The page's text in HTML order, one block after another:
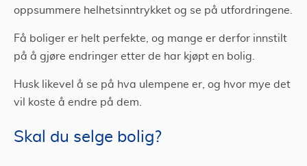
oppsummere helhetsinntrykket og se på utfordringene.
Få boliger er helt perfekte, og mange er derfor innstilt
på å gjøre endringer etter de har kjøpt en bolig.
Husk likevel å se på hva ulempene er, og hvor mye det
vil koste å endre på dem.
Skal du selge bolig?